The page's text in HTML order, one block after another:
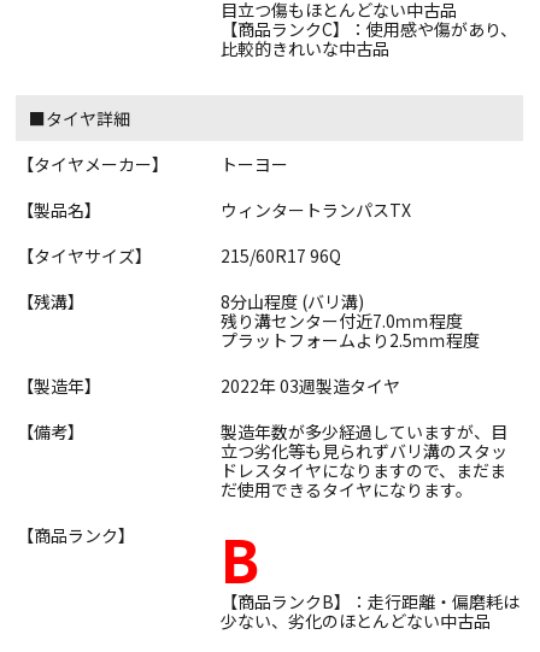
目立つ傷もほとんどない中古品
【商品ランクC】：使用感や傷があり、
比較的きれいな中古品
■タイヤ詳細
【タイヤメーカー】
トーヨー
【製品名】
ウィンタートランパスTX
【タイヤサイズ】
215/60R17 96Q
【残溝】
8分山程度 (バリ溝)
残り溝センター付近7.0ｍｍ程度
プラットフォームより2.5ｍｍ程度
【製造年】
2022年 03週製造タイヤ
【備考】
製造年数が多少経過していますが、目
立つ劣化等も見られずバリ溝のスタッ
ドレスタイヤになりますので、まだま
だ使用できるタイヤになります。
【商品ランク】
B
【商品ランクB】：走行距離・偏磨耗は
少ない、劣化のほとんどない中古品